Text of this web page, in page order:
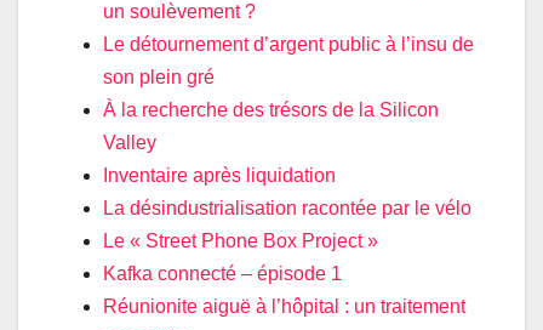
un soulèvement ?
Le détournement d’argent public à l’insu de
son plein gré
À la recherche des trésors de la Silicon
Valley
Inventaire après liquidation
La désindustrialisation racontée par le vélo
Le « Street Phone Box Project »
Kafka connecté – épisode 1
Réunionite aiguë à l’hôpital : un traitement